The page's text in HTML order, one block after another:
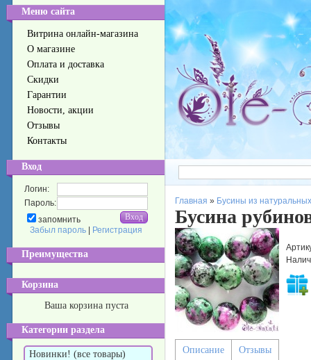
Меню сайта
Витрина онлайн-магазина
О магазине
Оплата и доставка
Скидки
Гарантии
Новости, акции
Отзывы
Контакты
Вход
Логин:
Пароль:
запомнить
Забыл пароль
Регистрация
Преимущества
Корзина
Ваша корзина пуста
Категории раздела
Новинки! (все товары)
Главная » Бусины из
Бусина
Описание Отзывы